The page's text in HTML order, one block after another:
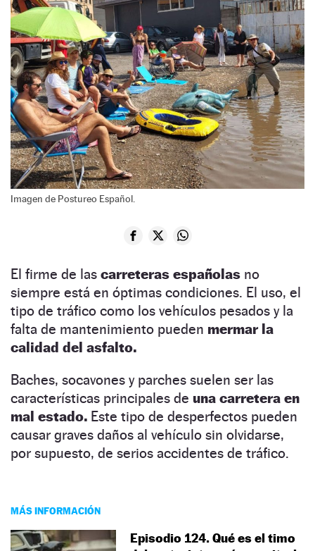
Imagen de Postureo Español.
El firme de las carreteras españolas no
siempre está en óptimas condiciones. El uso, el
tipo de tráfico como los vehículos pesados y la
falta de mantenimiento pueden mermar la
calidad del asfalto.
Baches, socavones y parches suelen ser las
características principales de una carretera en
mal estado. Este tipo de desperfectos pueden
causar graves daños al vehículo sin olvidarse,
por supuesto, de serios accidentes de tráfico.
MÁS INFORMACIÓN
Episodio 124. Qué es el timo